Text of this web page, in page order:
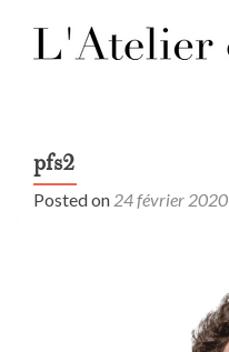
pfs2
Posted on 24 février 2020